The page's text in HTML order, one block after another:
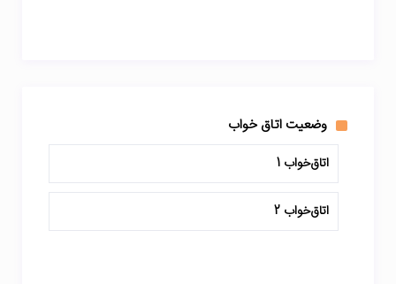
وضعیت اتاق خواب
اتاق‌خواب 1
اتاق‌خواب 2